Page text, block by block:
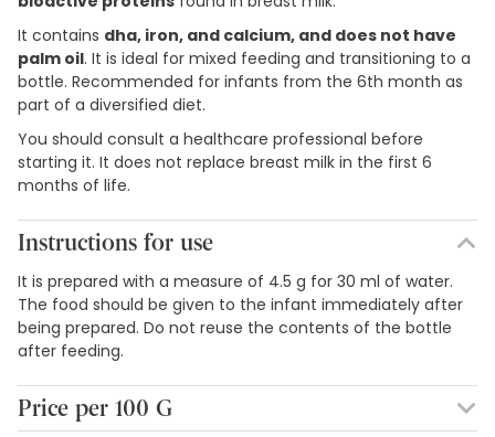
It contains dha, iron, and calcium, and does not have
palm oil. It is ideal for mixed feeding and transitioning to a
bottle. Recommended for infants from the 6th month as
part of a diversified diet.
You should consult a healthcare professional before
starting it. It does not replace breast milk in the first 6
months of life.
Instructions for use
It is prepared with a measure of 4.5 g for 30 ml of water.
The food should be given to the infant immediately after
being prepared. Do not reuse the contents of the bottle
after feeding.
Price per 100 G